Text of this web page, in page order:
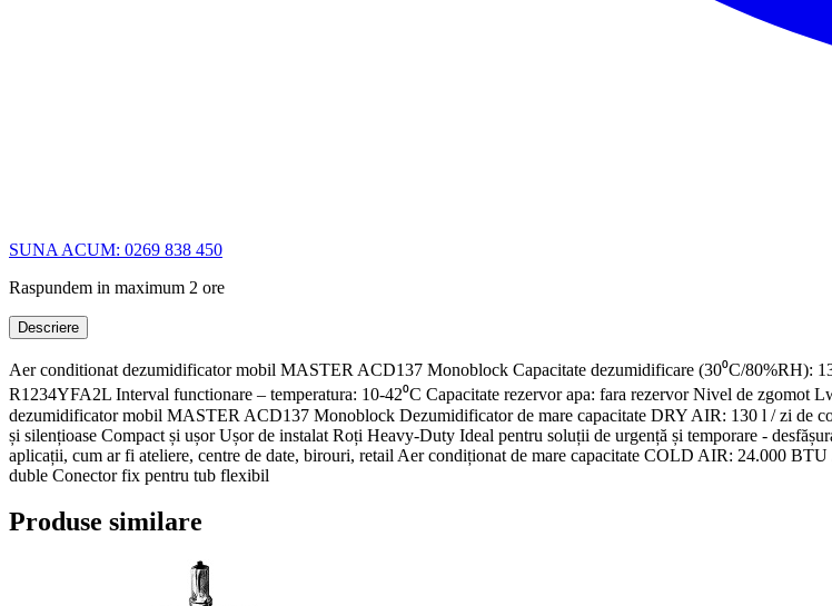
SUNA ACUM: 0269 838 450
Raspundem in maximum 2 ore
Descriere
Aer conditionat dezumidificator mobil MASTER ACD137 Monoblock Capacitate dezumidificare (30⁰C/80%RH):
R1234YFA2L Interval functionare – temperatura: 10-42⁰C Capacitate rezervor apa: fara rezervor Nivel de
dezumidificator mobil MASTER ACD137 Monoblock Dezumidificator de mare capacitate DRY AIR: 130 l / zi de
și silențioase Compact și ușor Ușor de instalat Roți Heavy-Duty Ideal pentru soluții de urgență și temporare -
aplicații, cum ar fi ateliere, centre de date, birouri, retail Aer condiționat de mare capacitate COLD AIR: 24.000
duble Conector fix pentru tub flexibil
Produse similare